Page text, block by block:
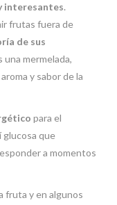
interesantes.
frutas fuera de
de sus
una mermelada,
y sabor de la
para el
glucosa que
a momentos
fruta y en algunos